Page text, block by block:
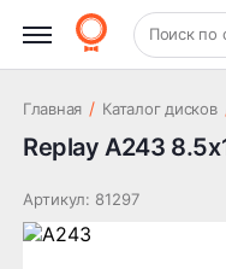
+7 (831) 261-35-35
Поиск по
Главная / Каталог дисков
Replay A243
Артикул: 81297